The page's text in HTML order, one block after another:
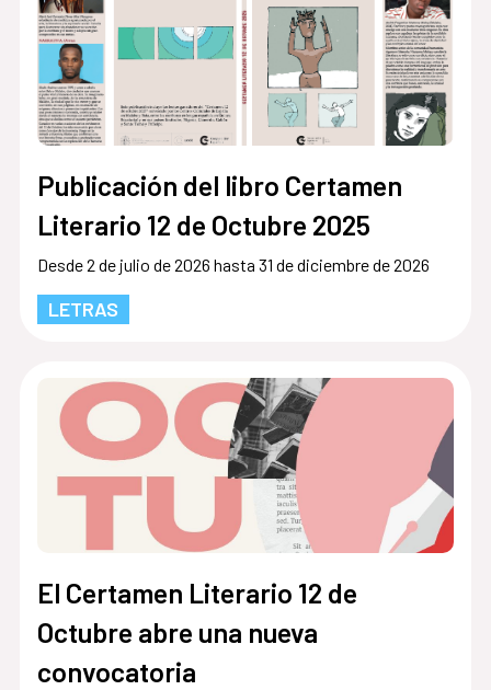
Publicación del libro Certamen
Literario 12 de Octubre 2025
Desde 2 de julio de 2026 hasta 31 de diciembre de 2026
LETRAS
El Certamen Literario 12 de
Octubre abre una nueva
convocatoria